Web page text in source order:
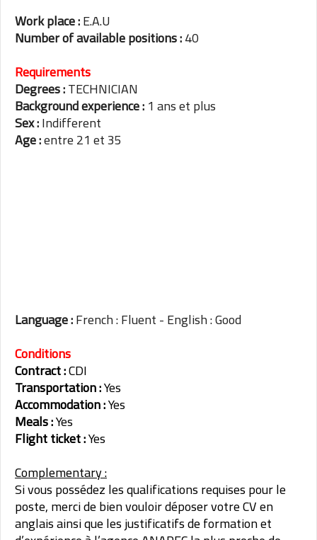
Work place :E.A.U
Number of available positions :40
Requirements
Degrees :TECHNICIAN
Background experience :1 ans et plus
Sex :Indifferent
Age :entre 21 et 35
Language :French : Fluent -English : Good
Conditions
Contract :CDI
Transportation :Yes
Accommodation :Yes
Meals :Yes
Flight ticket :Yes
Complementary :
Si vous possédez les qualifications requises pour le
poste, merci de bien vouloir déposer votre CV en
anglais ainsi que les justificatifs de formation et